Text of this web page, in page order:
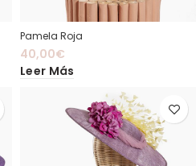
Pamela Roja
40,00€
Leer Más